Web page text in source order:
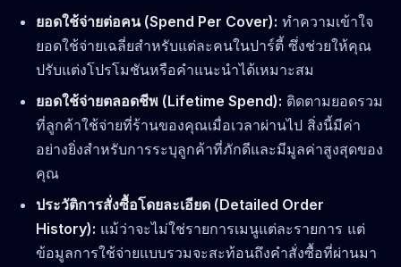
ยอดใช้จ่ายต่อคน (Spend Per Cover): ทำความเข้าใจ
ยอดใช้จ่ายเฉลี่ยสำหรับแต่ละคนในปาร์ตี้ ซึ่งช่วยให้คุณ
ปรับแต่งโปรโมชันหรือคำแนะนำได้เหมาะสม
ยอดใช้จ่ายตลอดชีพ (Lifetime Spend): ติดตามยอดรวม
ที่ลูกค้าใช้จ่ายที่ร้านของคุณเมื่อเวลาผ่านไป สิ่งนี้มีค่า
อย่างยิ่งสำหรับการระบุลูกค้าที่ภักดีและมีมูลค่าสูงสุดของ
คุณ
ประวัติการสั่งซื้อโดยละเอียด (Detailed Order
History): แม้ว่าจะไม่ใช่รายการเมนูแต่ละรายการ แต่
ข้อมูลการใช้จ่ายแบบรวมจะสะท้อนถึงคำสั่งซื้อที่ผ่านมา